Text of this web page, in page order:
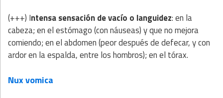
(+++) Intensa sensación de vacío o languidez: en la
cabeza; en el estómago (con náuseas) y que no mejora
comiendo; en el abdomen (peor después de defecar, y con
ardor en la espalda, entre los hombros); en el tórax.
Nux vomica